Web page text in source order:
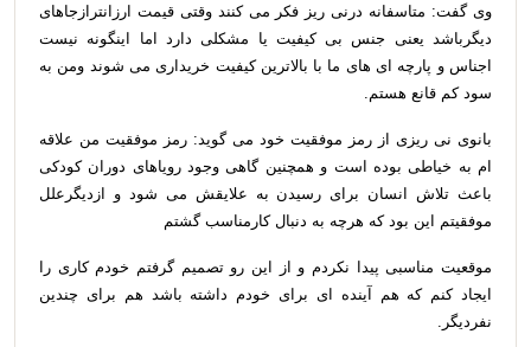
وی گفت: متاسفانه درنی ریز فکر می کنند وقتی قیمت ارزانترازجاهای
دیگرباشد یعنی جنس بی کیفیت یا مشکلی دارد اما اینگونه نیست
اجناس و پارچه ای های ما با بالاترین کیفیت خریداری می شوند ومن به
سود کم قانع هستم.
بانوی نی ریزی از رمز موفقیت خود می گوید: رمز موفقیت من علاقه
ام به خیاطی بوده است و همچنین گاهی وجود رویاهای دوران کودکی
باعث تلاش انسان برای رسیدن به علایقش می شود و ازدیگرعلل
موفقیتم این بود که هرچه به دنبال کارمناسب گشتم
موقعیت مناسبی پیدا نکردم و از این رو تصمیم گرفتم خودم کاری را
ایجاد کنم که هم آینده ای برای خودم داشته باشد هم برای چندین
نفردیگر.